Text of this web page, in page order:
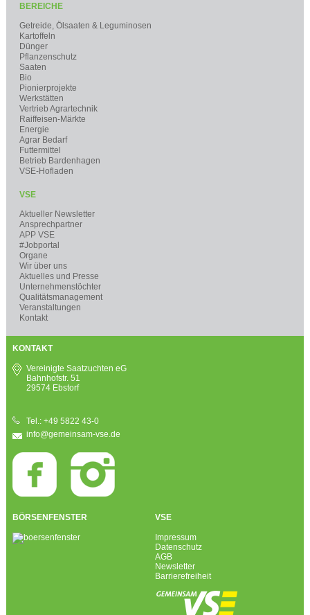
BEREICHE
Getreide, Ölsaaten & Leguminosen
Kartoffeln
Dünger
Pflanzenschutz
Saaten
Bio
Pionierprojekte
Werkstätten
Vertrieb Agrartechnik
Raiffeisen-Märkte
Energie
Agrar Bedarf
Futtermittel
Betrieb Bardenhagen
VSE-Hofladen
VSE
Aktueller Newsletter
Ansprechpartner
APP VSE
#Jobportal
Organe
Wir über uns
Aktuelles und Presse
Unternehmenstöchter
Qualitätsmanagement
Veranstaltungen
Kontakt
KONTAKT
Vereinigte Saatzuchten eG
Bahnhofstr. 51
29574 Ebstorf
Tel.: +49 5822 43-0
info@gemeinsam-vse.de
BÖRSENFENSTER VSE
Impressum
Datenschutz
AGB
Newsletter
Barrierefreiheit